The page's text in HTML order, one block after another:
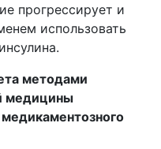
прогрессирует и
использовать
методами
медицины
медикаментозного